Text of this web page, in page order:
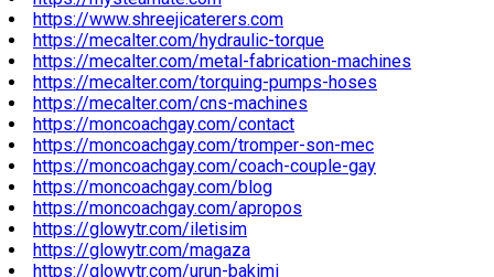
https://www.shreejicaterers.com
https://mecalter.com/hydraulic-torque
https://mecalter.com/metal-fabrication-machines
https://mecalter.com/torquing-pumps-hoses
https://mecalter.com/cns-machines
https://moncoachgay.com/contact
https://moncoachgay.com/tromper-son-mec
https://moncoachgay.com/coach-couple-gay
https://moncoachgay.com/blog
https://moncoachgay.com/apropos
https://glowytr.com/iletisim
https://glowytr.com/magaza
https://glowytr.com/urun-bakimi